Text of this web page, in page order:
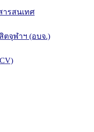
ารสนเทศ
ตจุฬาฯ (อบจ.)